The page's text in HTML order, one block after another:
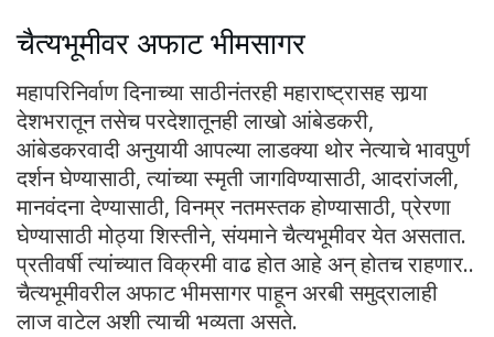
चैत्यभूमीवर अफाट भीमसागर
महापरिनिर्वाण दिनाच्या साठीनंतरही महाराष्ट्रासह सार्‍या
देशभरातून तसेच परदेशातूनही लाखो आंबेडकरी,
आंबेडकरवादी अनुयायी आपल्या लाडक्या थोर नेत्याचे भावपुर्ण
दर्शन घेण्यासाठी, त्यांच्या स्मृती जागविण्यासाठी, आदरांजली,
मानवंदना देण्यासाठी, विनम्र नतमस्तक होण्यासाठी, प्रेरणा
घेण्यासाठी मोठ्या शिस्तीने, संयमाने चैत्यभूमीवर येत असतात.
प्रतीवर्षी त्यांच्यात विक्रमी वाढ होत आहे अन् होतच राहणार..
चैत्यभूमीवरील अफाट भीमसागर पाहून अरबी समुद्रालाही
लाज वाटेल अशी त्याची भव्यता असते.